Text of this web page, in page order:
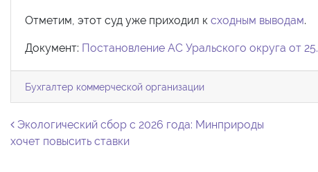
Отметим, этот суд уже приходил к сходным выводам.
Документ: Постановление АС Уральского округа от
Бухгалтер коммерческой организации
Навигация по записям
Экологический сбор с 2026 года: Минприроды
хочет повысить ставки